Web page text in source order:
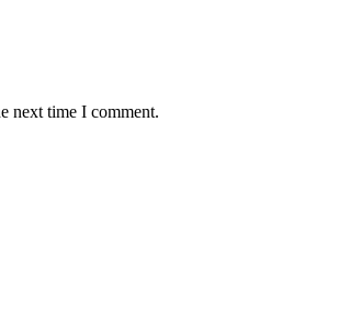
next time I comment.